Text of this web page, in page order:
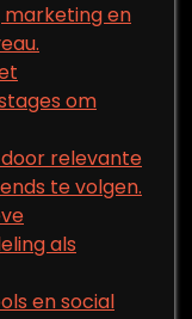
marketing en
om
relevante
te volgen.
als
en social